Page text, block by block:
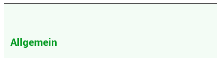
Allgemein